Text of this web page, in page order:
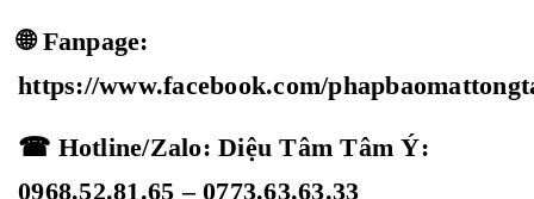
🌐 Fanpage:
https://www.facebook.com/
☎ Hotline/Zalo: Diệu Tâm Tâm Ý:
0968.52.81.65 – 0773.63.63.33